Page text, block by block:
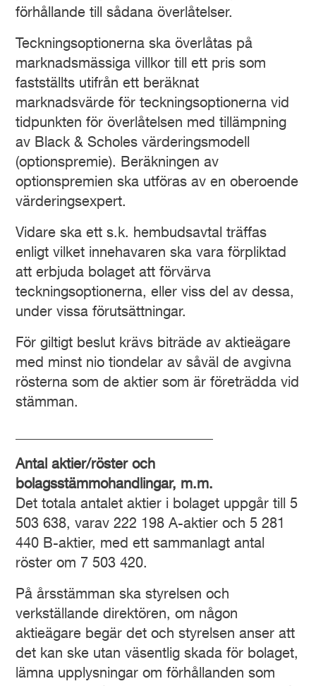
förhållande till sådana överlåtelser.
Teckningsoptionerna ska överlåtas på
marknadsmässiga villkor till ett pris som
fastställts utifrån ett beräknat
marknadsvärde för teckningsoptionerna vid
tidpunkten för överlåtelsen med tillämpning
av Black & Scholes värderingsmodell
(optionspremie). Beräkningen av
optionspremien ska utföras av en oberoende
värderingsexpert.
Vidare ska ett s.k. hembudsavtal träffas
enligt vilket innehavaren ska vara förpliktad
att erbjuda bolaget att förvärva
teckningsoptionerna, eller viss del av dessa,
under vissa förutsättningar.
För giltigt beslut krävs biträde av aktieägare
med minst nio tiondelar av såväl de avgivna
rösterna som de aktier som är företrädda vid
stämman.
Antal aktier/röster och
bolagsstämmohandlingar, m.m.
Det totala antalet aktier i bolaget uppgår till 5
503 638, varav 222 198 A-aktier och 5 281
440 B-aktier, med ett sammanlagt antal
röster om 7 503 420.
På årsstämman ska styrelsen och
verkställande direktören, om någon
aktieägare begär det och styrelsen anser att
det kan ske utan väsentlig skada för bolaget,
lämna upplysningar om förhållanden som